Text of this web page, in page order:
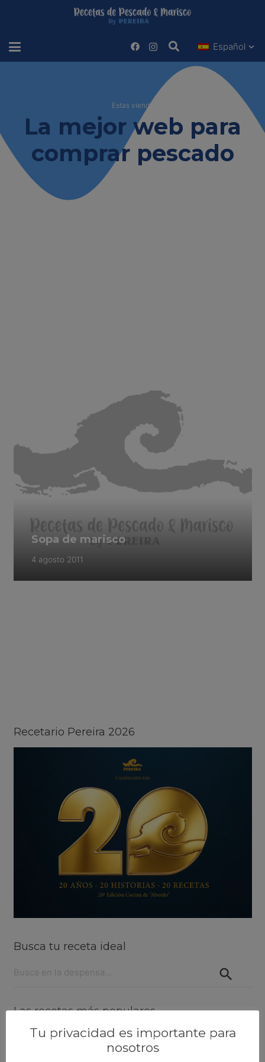
Español
Estas viendo
La mejor web para
comprar pescado
Sopa de marisco
4 agosto 2011
Recetario Pereira 2026
Busca tu receta ideal
Las recetas más populares
Lenguado al horno con langostinos
Tu privacidad es importante para
nosotros